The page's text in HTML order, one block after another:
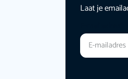
Laat je